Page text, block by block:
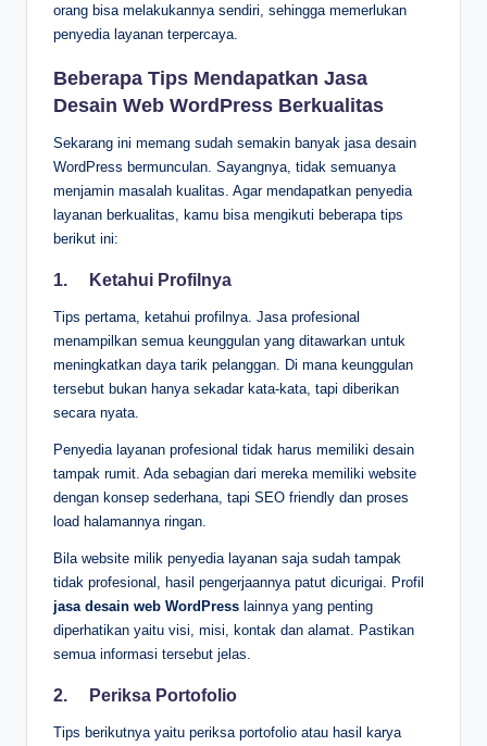
orang bisa melakukannya sendiri, sehingga memerlukan
penyedia layanan terpercaya.
Beberapa Tips Mendapatkan Jasa
Desain Web WordPress Berkualitas
Sekarang ini memang sudah semakin banyak jasa desain
WordPress bermunculan. Sayangnya, tidak semuanya
menjamin masalah kualitas. Agar mendapatkan penyedia
layanan berkualitas, kamu bisa mengikuti beberapa tips
berikut ini:
1. Ketahui Profilnya
Tips pertama, ketahui profilnya. Jasa profesional
menampilkan semua keunggulan yang ditawarkan untuk
meningkatkan daya tarik pelanggan. Di mana keunggulan
tersebut bukan hanya sekadar kata-kata, tapi diberikan
secara nyata.
Penyedia layanan profesional tidak harus memiliki desain
tampak rumit. Ada sebagian dari mereka memiliki website
dengan konsep sederhana, tapi SEO friendly dan proses
load halamannya ringan.
Bila website milik penyedia layanan saja sudah tampak
tidak profesional, hasil pengerjaannya patut dicurigai. Profil
jasa desain web WordPress lainnya yang penting
diperhatikan yaitu visi, misi, kontak dan alamat. Pastikan
semua informasi tersebut jelas.
2. Periksa Portofolio
Tips berikutnya yaitu periksa portofolio atau hasil karya